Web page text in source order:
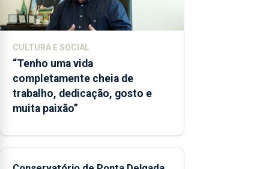
CULTURA E SOCIAL
“Tenho uma vida
completamente cheia de
trabalho, dedicação, gosto e
muita paixão”